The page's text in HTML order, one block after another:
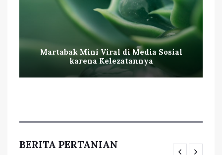
Martabak Mini Viral di Media Sosial
karena Kelezatannya
BERITA PERTANIAN